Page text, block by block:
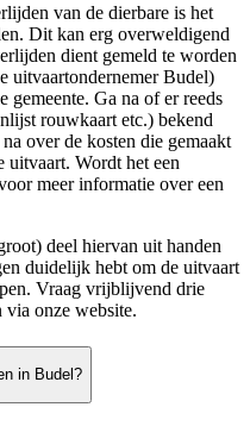
van de dierbare is het
Dit kan erg overweldigend
dient gemeld te worden
uitvaartondernemer Budel)
gemeente. Ga na of er reeds
rouwkaart etc.) bekend
over de kosten die gemaakt
uitvaart. Wordt het een
meer informatie over een
deel hiervan uit handen
duidelijk hebt om de uitvaart
Vraag vrijblijvend drie
via onze website.
in Budel?